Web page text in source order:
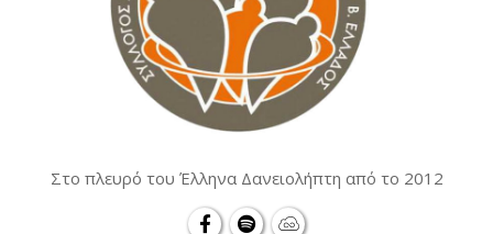
Στο πλευρό του Έλληνα Δανειολήπτη από το 2012